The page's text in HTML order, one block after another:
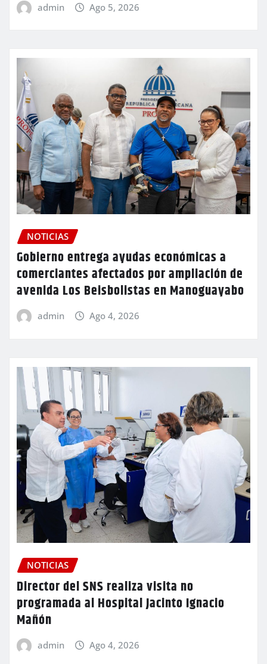
admin Ago 5, 2026
NOTICIAS
Gobierno entrega ayudas económicas a
comerciantes afectados por ampliación de
avenida Los Beisbolistas en Manoguayabo
admin Ago 4, 2026
NOTICIAS
Director del SNS realiza visita no
programada al Hospital Jacinto Ignacio
Mañón
admin Ago 4, 2026